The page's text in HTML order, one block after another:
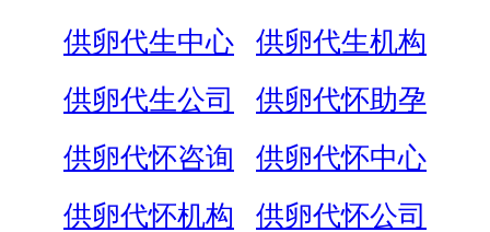
供卵代生中心
供卵代生机构
供卵代生公司
供卵代怀助孕
供卵代怀咨询
供卵代怀中心
供卵代怀机构
供卵代怀公司